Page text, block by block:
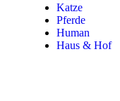
Katze
Pferde
Human
Haus & Hof